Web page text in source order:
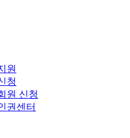
원
청
원 신청
권센터